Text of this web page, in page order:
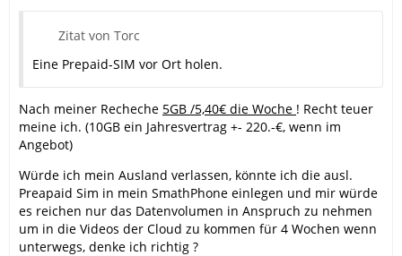
Zitat von Torc
Eine Prepaid-SIM vor Ort holen.
Nach meiner Recheche 5GB /5,40€ die Woche ! Recht teuer
meine ich. (10GB ein Jahresvertrag +- 220.-€, wenn im
Angebot)
Würde ich mein Ausland verlassen, könnte ich die ausl.
Preapaid Sim in mein SmathPhone einlegen und mir würde
es reichen nur das Datenvolumen in Anspruch zu nehmen
um in die Videos der Cloud zu kommen für 4 Wochen wenn
unterwegs, denke ich richtig ?